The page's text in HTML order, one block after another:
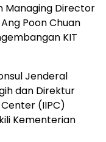
Managing Director
Poon Chuan
KIT
Jenderal
dan Direktur
(IIPC)
Kementerian